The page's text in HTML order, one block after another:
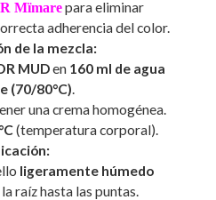
Mïmarepara eliminar
adherencia del color.
de la mezcla:
MUDen 160 ml de agua
(70/80°C).
una crema homogénea.
(temperatura corporal).
ligeramente húmedo
raíz hasta las puntas.